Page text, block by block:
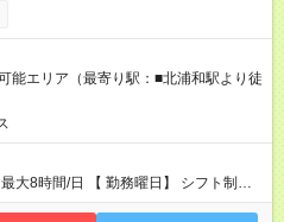
能エリア（最寄り駅：■北浦和駅より徒
最大8時間/日 【 勤務曜日】 シフト制